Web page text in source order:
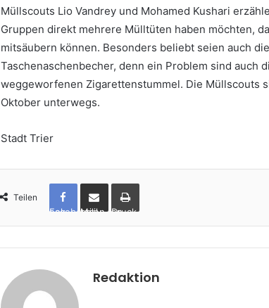
Müllscouts Lio Vandrey und Mohamed Kushari
Gruppen direkt mehrere Mülltüten haben möchten,
mitsäubern können. Besonders beliebt seien auch
Taschenaschenbecher, denn ein Problem sind auch
weggeworfenen Zigarettenstummel. Die Müllscouts
Oktober unterwegs.
Stadt Trier
Teilen
Facebook per Mail teilen Drucken
Redaktion